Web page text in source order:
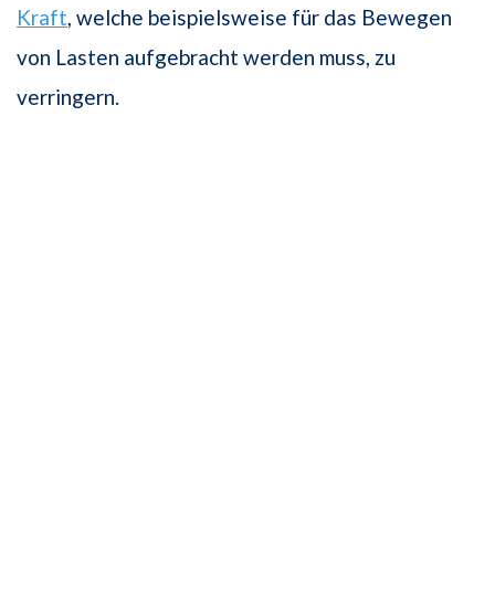
Kraft , welche beispielsweise für das Bewegen
von Lasten aufgebracht werden muss, zu
verringern.